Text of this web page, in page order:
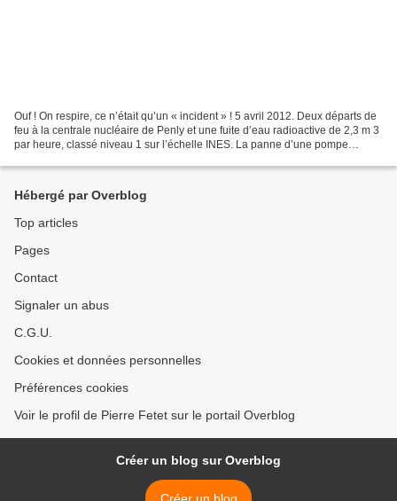
Ouf ! On respire, ce n’était qu’un « incident » ! 5 avril 2012. Deux départs de
feu à la centrale nucléaire de Penly et une fuite d’eau radioactive de 2,3 m 3
par heure, classé niveau 1 sur l’échelle INES. La panne d’une pompe
Hébergé par Overblog
Top articles
Pages
Contact
Signaler un abus
C.G.U.
Cookies et données personnelles
Préférences cookies
Voir le profil de Pierre Fetet sur le portail Overblog
Créer un blog sur Overblog